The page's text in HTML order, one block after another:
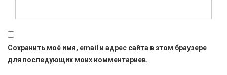
Сохранить моё имя, email и адрес сайта в этом браузере
для последующих моих комментариев.